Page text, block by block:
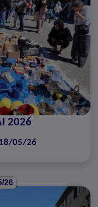
2026
05/26
26